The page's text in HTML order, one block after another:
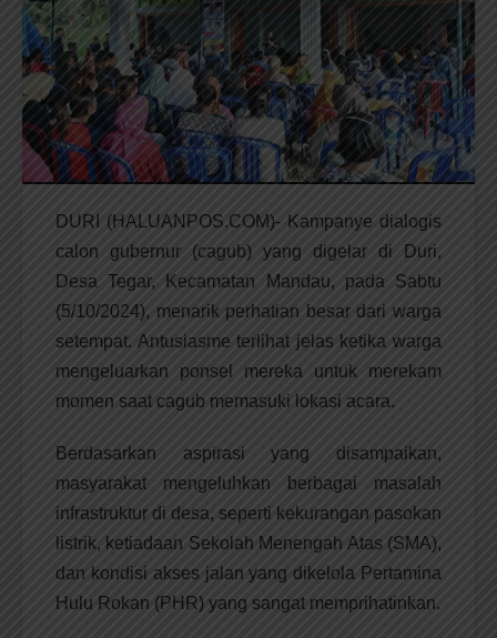
DURI (HALUANPOS.COM)- Kampanye dialogis
calon gubernur (cagub) yang digelar di Duri,
Desa Tegar, Kecamatan Mandau, pada Sabtu
(5/10/2024), menarik perhatian besar dari warga
setempat. Antusiasme terlihat jelas ketika warga
mengeluarkan ponsel mereka untuk merekam
momen saat cagub memasuki lokasi acara.
Berdasarkan aspirasi yang disampaikan,
masyarakat mengeluhkan berbagai masalah
infrastruktur di desa, seperti kekurangan pasokan
listrik, ketiadaan Sekolah Menengah Atas (SMA),
dan kondisi akses jalan yang dikelola Pertamina
Hulu Rokan (PHR) yang sangat memprihatinkan.